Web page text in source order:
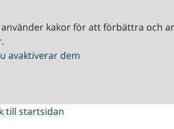
kakor för att förbättra och
avaktiverar dem